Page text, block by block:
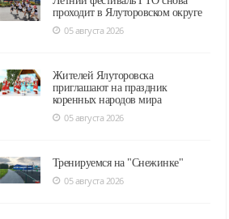
проходит в Ялуторовском округе
05 августа 2026
Жителей Ялуторовска
приглашают на праздник
коренных народов мира
05 августа 2026
Тренируемся на "Снежинке"
05 августа 2026